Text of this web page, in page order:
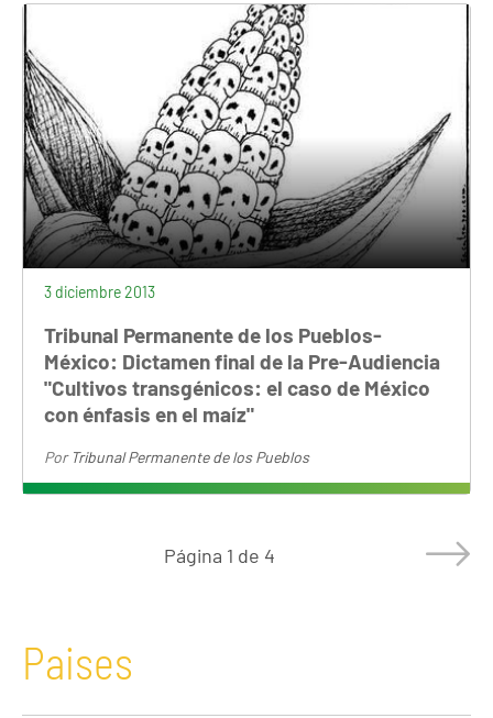
3 diciembre 2013
Tribunal Permanente de los Pueblos-
México: Dictamen final de la Pre-Audiencia
"Cultivos transgénicos: el caso de México
con énfasis en el maíz"
Por Tribunal Permanente de los Pueblos
Página 1 de 4
Paises